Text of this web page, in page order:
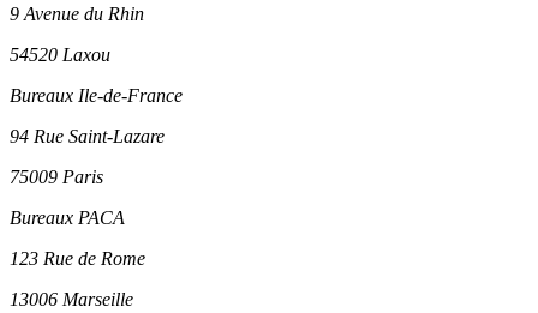
9 Avenue du Rhin
54520 Laxou
Bureaux Ile-de-France
94 Rue Saint-Lazare
75009 Paris
Bureaux PACA
123 Rue de Rome
13006 Marseille